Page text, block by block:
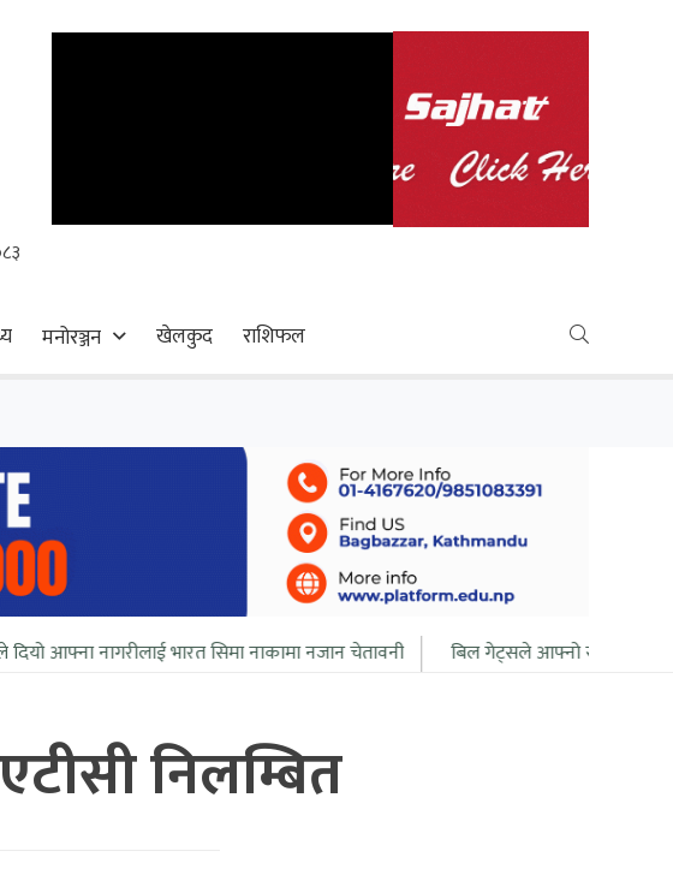
मनोरञ्जन खेलकुद राशिफल
भारत सिमा नाकामा नजान चेतावनी बिल गेट्सले आफ्नो सबै सम्पत्ति २० बर्ष भित्र दान
निलम्बित